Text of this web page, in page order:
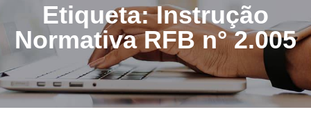
Etiqueta: Instrução
Normativa RFB n° 2.005